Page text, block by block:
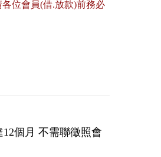
位會員(借.放款)前務必
個月 不需聯徵照會